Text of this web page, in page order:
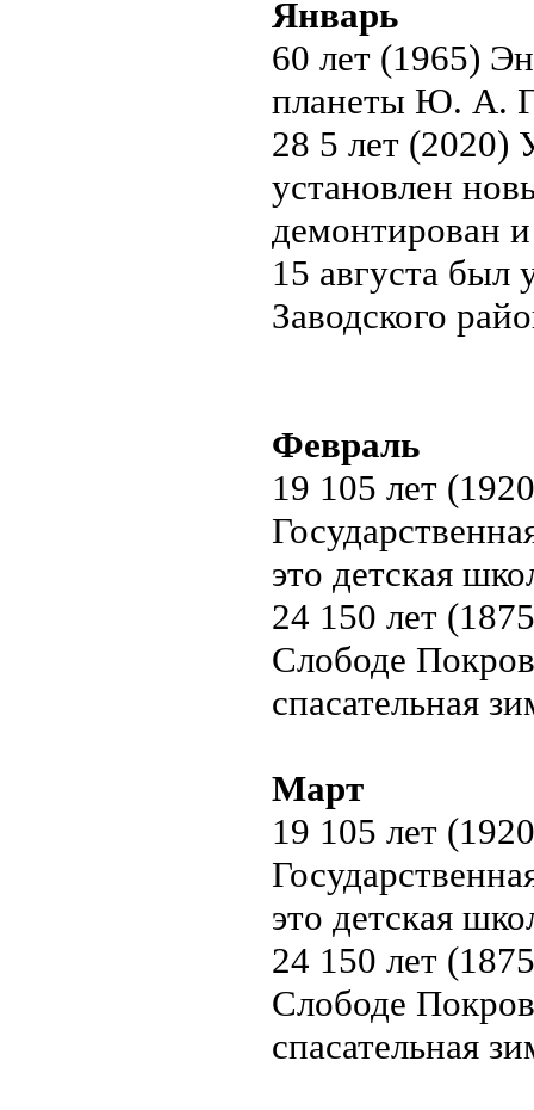
Январь
60 лет (1965)
планеты Ю. А.
28 5 лет (2020)
установлен
демонтирован
15 августа был
Заводского
Февраль
19 105 лет
это детская
24 150 лет
Слободе
спасательная
Март
19 105 лет
это детская
24 150 лет
Слободе
спасательная